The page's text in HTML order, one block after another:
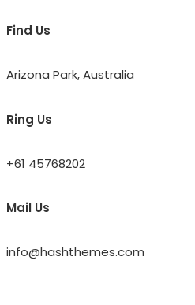
Find Us
Arizona Park, Australia
Ring Us
+61 45768202
Mail Us
info@hashthemes.com